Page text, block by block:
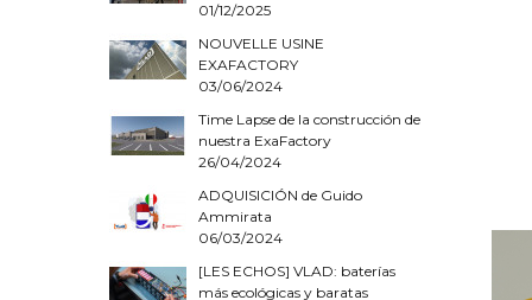
01/12/2025
NOUVELLE USINE
EXAFACTORY
03/06/2024
Time Lapse de la construcción de
nuestra ExaFactory
26/04/2024
ADQUISICIÓN de Guido
Ammirata
06/03/2024
[LES ECHOS] VLAD: baterías
más ecológicas y baratas